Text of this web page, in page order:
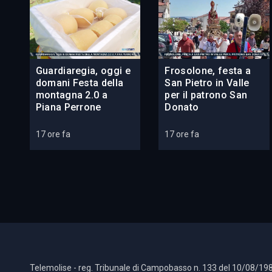
Guardiaregia, oggi e
domani Festa della
montagna 2.0 a
Piana Perrone
17 ore fa
Frosolone, festa a
San Pietro in Valle
per il patrono San
Donato
17 ore fa
Telemolise - reg. Tribunale di Campobasso n. 133 del 10/08/